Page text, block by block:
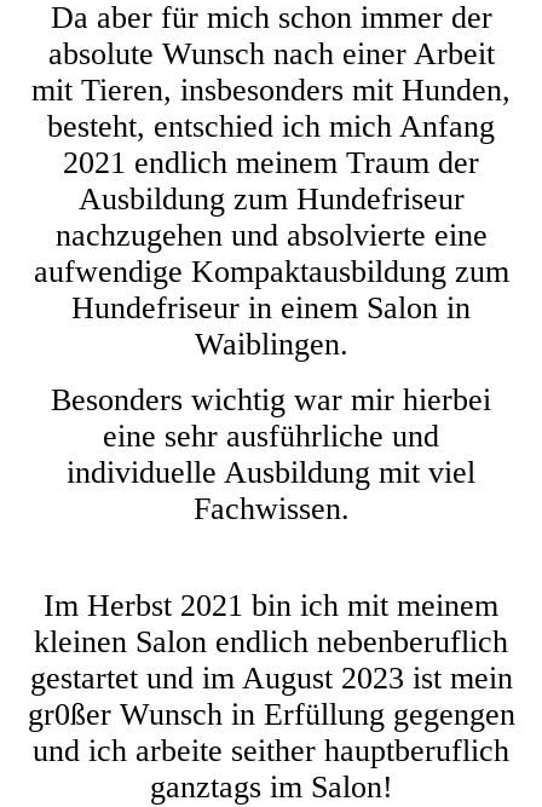
Da aber für mich schon immer der
absolute Wunsch nach einer Arbeit
mit Tieren, insbesonders mit Hunden,
besteht, entschied ich mich Anfang
2021 endlich meinem Traum der
Ausbildung zum Hundefriseur
nachzugehen und absolvierte eine
aufwendige Kompaktausbildung zum
Hundefriseur in einem Salon in
Waiblingen.
Besonders wichtig war mir hierbei
eine sehr ausführliche und
individuelle Ausbildung mit viel
Fachwissen.
Im Herbst 2021 bin ich mit meinem
kleinen Salon endlich nebenberuflich
gestartet und im August 2023 ist mein
gr0ßer Wunsch in Erfüllung gegengen
und ich arbeite seither hauptberuflich
ganztags im Salon!